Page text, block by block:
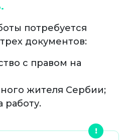
потребуется
документов:
с правом на
жителя Сербии;
работу.